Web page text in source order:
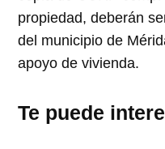
propiedad, deberán
del municipio de
apoyo de vivienda.
Te puede